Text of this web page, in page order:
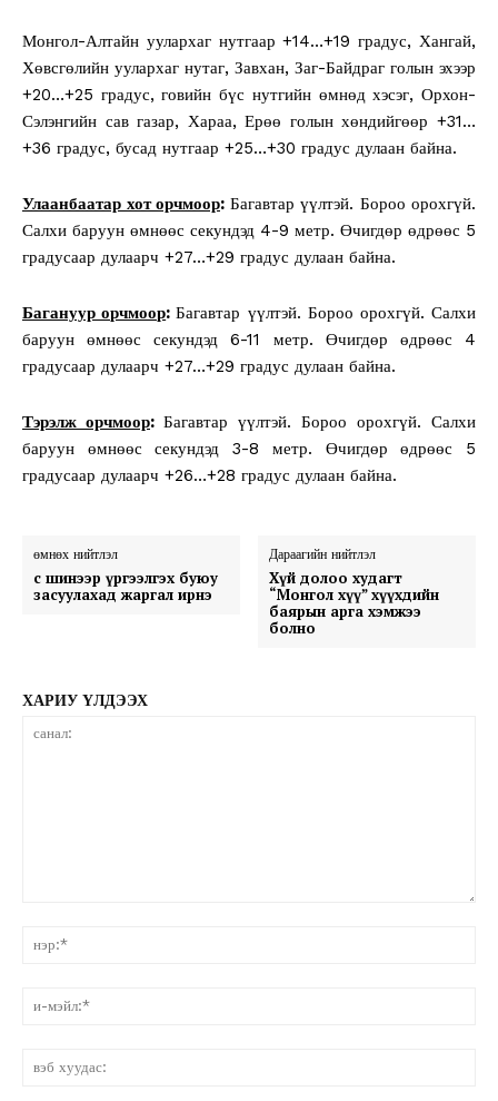
Монгол-Алтайн уулархаг нутгаар +14…+19 градус, Хангай,
Хөвсгөлийн уулархаг нутаг, Завхан, Заг-Байдраг голын эхээр
+20…+25 градус, говийн бүс нутгийн өмнөд хэсэг, Орхон-
Сэлэнгийн сав газар, Хараа, Ерөө голын хөндийгөөр +31…
+36 градус, бусад нутгаар +25…+30 градус дулаан байна.
Улаанбаатар хот орчмоор: Багавтар үүлтэй. Бороо орохгүй.
Салхи баруун өмнөөс секундэд 4-9 метр. Өчигдөр өдрөөс 5
градусаар дулаарч +27…+29 градус дулаан байна.
Багануур орчмоор:Багавтар үүлтэй. Бороо орохгүй. Салхи
баруун өмнөөс секундэд 6-11 метр. Өчигдөр өдрөөс 4
градусаар дулаарч +27…+29 градус дулаан байна.
Тэрэлж орчмоор: Багавтар үүлтэй. Бороо орохгүй. Салхи
баруун өмнөөс секундэд 3-8 метр. Өчигдөр өдрөөс 5
градусаар дулаарч +26…+28 градус дулаан байна.
өмнөх нийтлэл
Үс шинээр үргээлгэх буюу
засуулахад жаргал ирнэ
Дараагийн нийтлэл
Хүй долоо худагт
“Монгол хүү” хүүхдийн
баярын арга хэмжээ
болно
ХАРИУ ҮЛДЭЭХ